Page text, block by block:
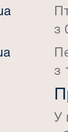
з
з
У